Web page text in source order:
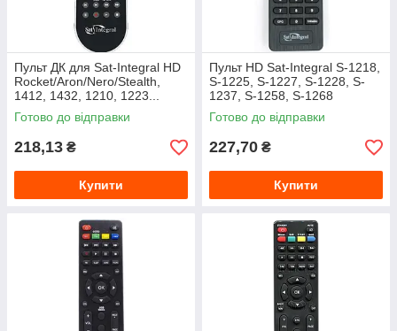
Пульт ДК для Sat-Integral HD
Rocket/Aron/Nero/Stealth,
1412, 1432, 1210, 1223...
Готово до відправки
218,13 ₴
Купити
Пульт HD Sat-Integral S-1218,
S-1225, S-1227, S-1228, S-
1237, S-1258, S-1268
(Оригинал)
Готово до відправки
227,70 ₴
Купити